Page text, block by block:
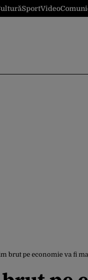
SportVideo
brut pe economie va fi